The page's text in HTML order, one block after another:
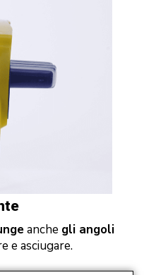
anche gli angoli
e asciugare.